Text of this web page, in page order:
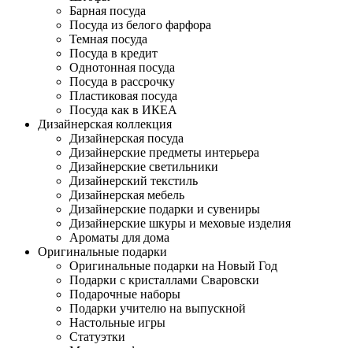
Барная посуда
Посуда из белого фарфора
Темная посуда
Посуда в кредит
Однотонная посуда
Посуда в рассрочку
Пластиковая посуда
Посуда как в ИКЕА
Дизайнерская коллекция
Дизайнерская посуда
Дизайнерские предметы интерьера
Дизайнерские светильники
Дизайнерский текстиль
Дизайнерская мебель
Дизайнерские подарки и сувениры
Дизайнерские шкуры и меховые изделия
Ароматы для дома
Оригинальные подарки
Оригинальные подарки на Новый Год
Подарки с кристаллами Сваровски
Подарочные наборы
Подарки учителю на выпускной
Настольные игры
Статуэтки